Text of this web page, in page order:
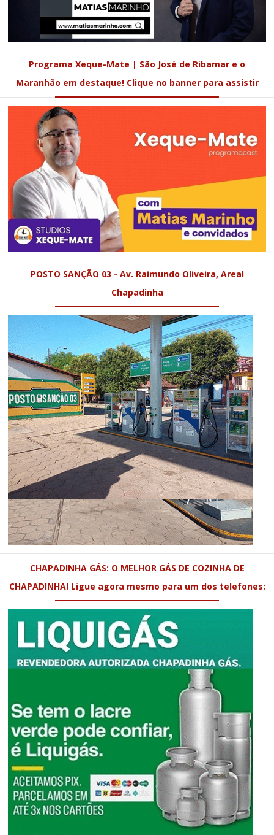
Programa Xeque-Mate | São José de Ribamar e o
Maranhão em destaque! Clique no banner para assistir
POSTO SANÇÃO 03 - Av. Raimundo Oliveira, Areal
Chapadinha
CHAPADINHA GÁS: O MELHOR GÁS DE COZINHA DE
CHAPADINHA! Ligue agora mesmo para um dos telefones: